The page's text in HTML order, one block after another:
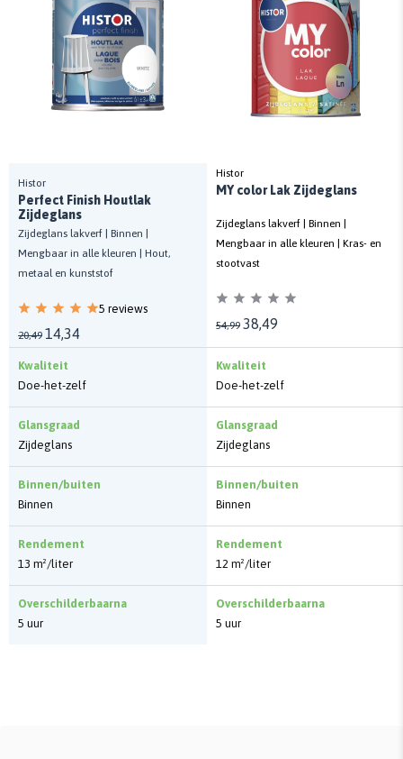
Histor
Perfect Finish Houtlak
Zijdeglans
Zijdeglans lakverf | Binnen |
Mengbaar in alle kleuren | Hout,
metaal en kunststof
5 reviews
20,49 14,34
Kwaliteit
Doe-het-zelf
Glansgraad
Zijdeglans
Binnen/buiten
Binnen
Rendement
13 m²/liter
Overschilderbaarna
5 uur
Histor
MY color Lak Zijdeglans
Zijdeglans lakverf | Binnen |
Mengbaar in alle kleuren | Kras- en
stootvast
54,99 38,49
Kwaliteit
Doe-het-zelf
Glansgraad
Zijdeglans
Binnen/buiten
Binnen
Rendement
12 m²/liter
Overschilderbaarna
5 uur